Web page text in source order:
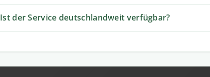
Ist der Service deutschlandweit verfügbar?